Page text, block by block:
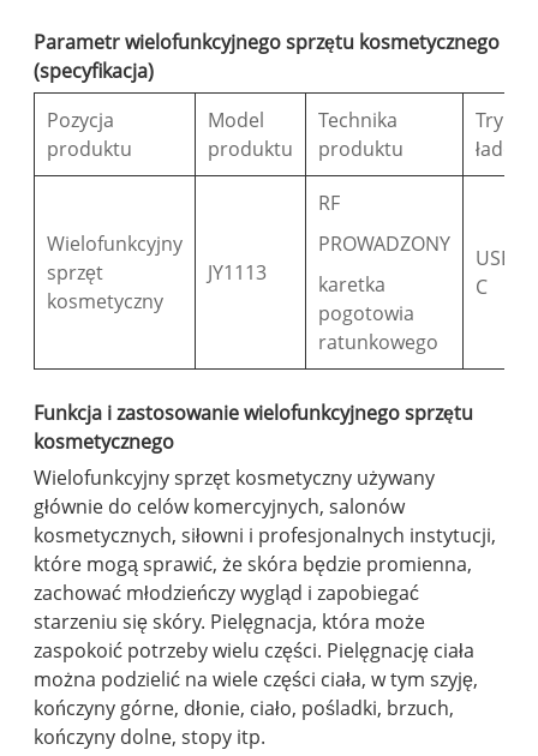
Parametr wielofunkcyjnego sprzętu kosmetycznego
(specyfikacja)
Pozycja
produktu
Model
produktu
Technika
produktu
Tryb
Wielofunkcyjny
sprzęt
kosmetyczny
JY1113
RF
PROWADZONY
karetka
pogotowia
ratunkowego
USB
C
Funkcja i zastosowanie wielofunkcyjnego sprzętu
kosmetycznego
Wielofunkcyjny sprzęt kosmetyczny używany
głównie do celów komercyjnych, salonów
kosmetycznych, siłowni i profesjonalnych instytucji,
które mogą sprawić, że skóra będzie promienna,
zachować młodzieńczy wygląd i zapobiegać
starzeniu się skóry. Pielęgnacja, która może
zaspokoić potrzeby wielu części. Pielęgnację ciała
można podzielić na wiele części ciała, w tym szyję,
kończyny górne, dłonie, ciało, pośladki, brzuch,
kończyny dolne, stopy itp.